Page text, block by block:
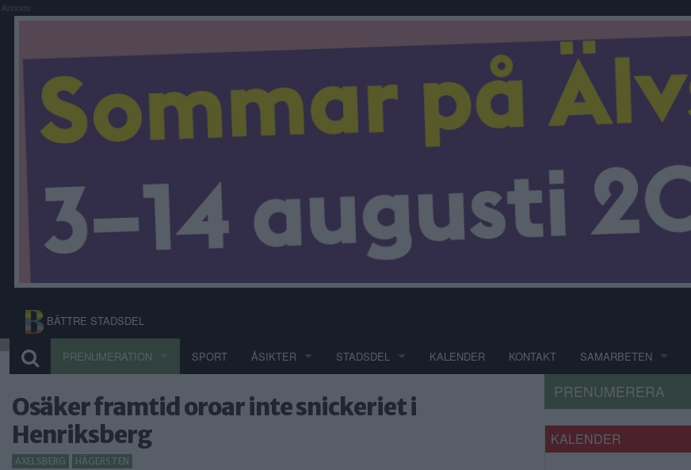
Annons:
BÄTTRE STADSDEL
PRENUMERATION SPORT ÅSIKTER STADSDEL KALENDER KONTAKT SAMARBETEN
Osäker framtid oroar inte snickeriet i
Henriksberg
AXELSBERG HÄGERSTEN
PRENUMERERA
KALENDER